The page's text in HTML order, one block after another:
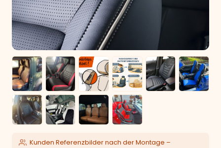
Kunden Referenzbilder nach der Montage –